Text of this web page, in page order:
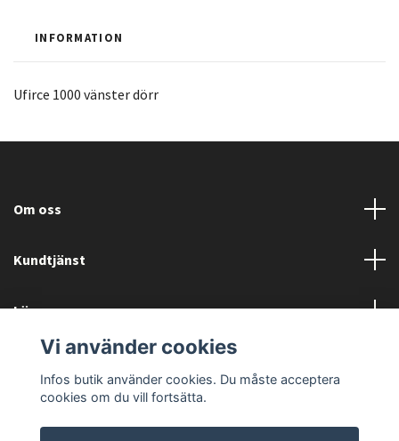
INFORMATION
Ufirce 1000 vänster dörr
Om oss
Kundtjänst
Läs mer
Sociala medier
Vi använder cookies
Infos butik använder cookies. Du måste acceptera
cookies om du vill fortsätta.